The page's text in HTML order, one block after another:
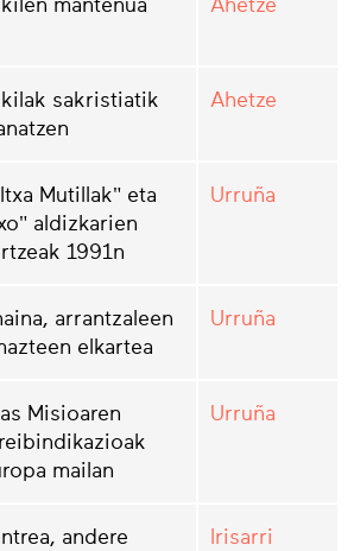
mantenua Ahetze
sakristiatik
Ahetze
Mutillak" eta
aldizkarien
1991n
Urruña
arrantzaleen
elkartea
Urruña
Misioaren
mailan
Urruña
andere
Irisarri